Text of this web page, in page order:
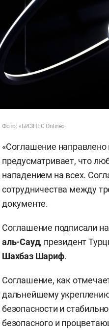
Фото: «БИЗНЕС Online»
«Соглашение
предусматривает, что
нападением на всех.
сотрудничества между
документе.
Соглашение подписали
аль-Сауд, президент
Шахбаз Шариф.
Соглашение, как
дальнейшему
безопасности и
безопасного и